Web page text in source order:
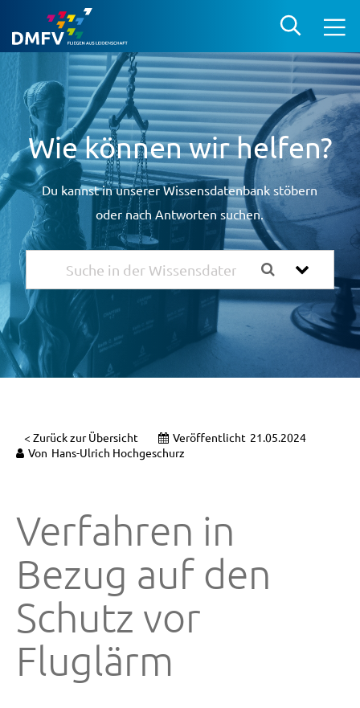
Wie können wir helfen?
Du kannst in unserer Wissensdatenbank stöbern
oder nach Antworten suchen.
< Zurück zur Übersicht Veröffentlicht 21.05.2024
Von Hans-Ulrich Hochgeschurz
Verfahren in
Bezug auf den
Schutz vor
Fluglärm